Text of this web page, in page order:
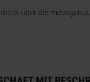
über die